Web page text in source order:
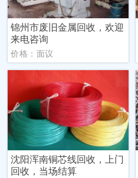
锦州市废旧金属回收，欢迎
来电咨询
价格：面议
沈阳浑南铜芯线回收，上门
回收，当场结算